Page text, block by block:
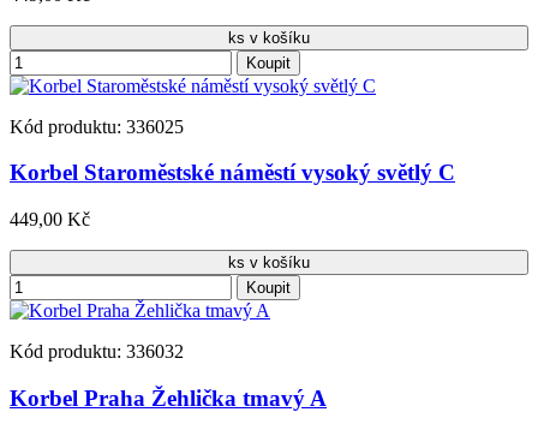
ks v košíku
Koupit
Kód produktu: 336025
Korbel Staroměstské náměstí vysoký světlý C
449,00 Kč
ks v košíku
Koupit
Kód produktu: 336032
Korbel Praha Žehlička tmavý A